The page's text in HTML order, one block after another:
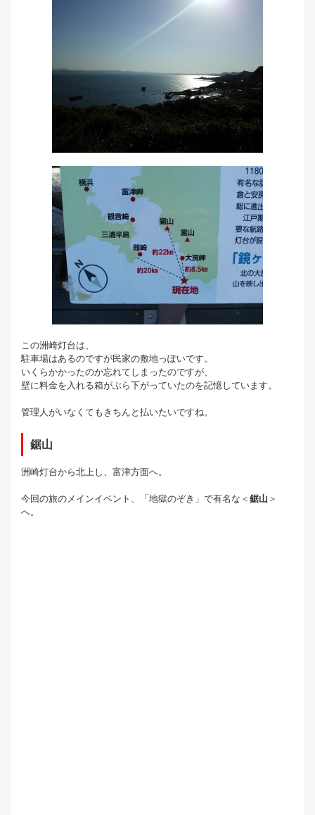
この洲崎灯台は、
駐車場はあるのですが民家の敷地っぽいです。
いくらかかったのか忘れてしまったのですが、
壁に料金を入れる箱がぶら下がっていたのを記憶しています。
管理人がいなくてもきちんと払いたいですね。
鋸山
洲崎灯台から北上し、富津方面へ。
今回の旅のメインイベント、「地獄のぞき」で有名な＜ 鋸山 ＞
へ。